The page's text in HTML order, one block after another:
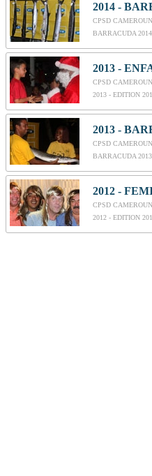
2014 -
CPSD
BARRACUDA
2013 -
CPSD
2013 - EDITION
2013 -
CPSD
BARRACUDA
2012 -
CPSD
2012 - EDITION